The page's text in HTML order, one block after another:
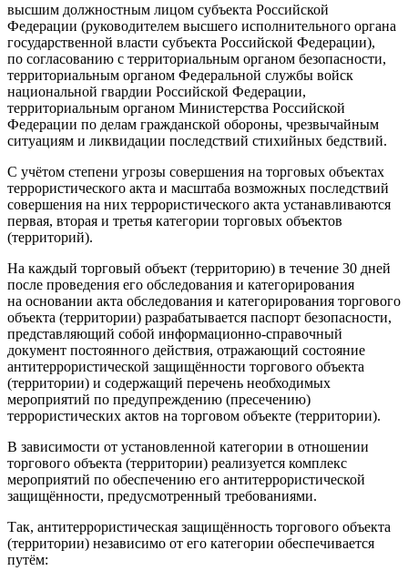
высшим должностным лицом субъекта Российской
Федерации (руководителем высшего исполнительного органа
государственной власти субъекта Российской Федерации),
по согласованию с территориальным органом безопасности,
территориальным органом Федеральной службы войск
национальной гвардии Российской Федерации,
территориальным органом Министерства Российской
Федерации по делам гражданской обороны, чрезвычайным
ситуациям и ликвидации последствий стихийных бедствий.
С учётом степени угрозы совершения на торговых объектах
террористического акта и масштаба возможных последствий
совершения на них террористического акта устанавливаются
первая, вторая и третья категории торговых объектов
(территорий).
На каждый торговый объект (территорию) в течение 30 дней
после проведения его обследования и категорирования
на основании акта обследования и категорирования торгового
объекта (территории) разрабатывается паспорт безопасности,
представляющий собой информационно-справочный
документ постоянного действия, отражающий состояние
антитеррористической защищённости торгового объекта
(территории) и содержащий перечень необходимых
мероприятий по предупреждению (пресечению)
террористических актов на торговом объекте (территории).
В зависимости от установленной категории в отношении
торгового объекта (территории) реализуется комплекс
мероприятий по обеспечению его антитеррористической
защищённости, предусмотренный требованиями.
Так, антитеррористическая защищённость торгового объекта
(территории) независимо от его категории обеспечивается
путём: